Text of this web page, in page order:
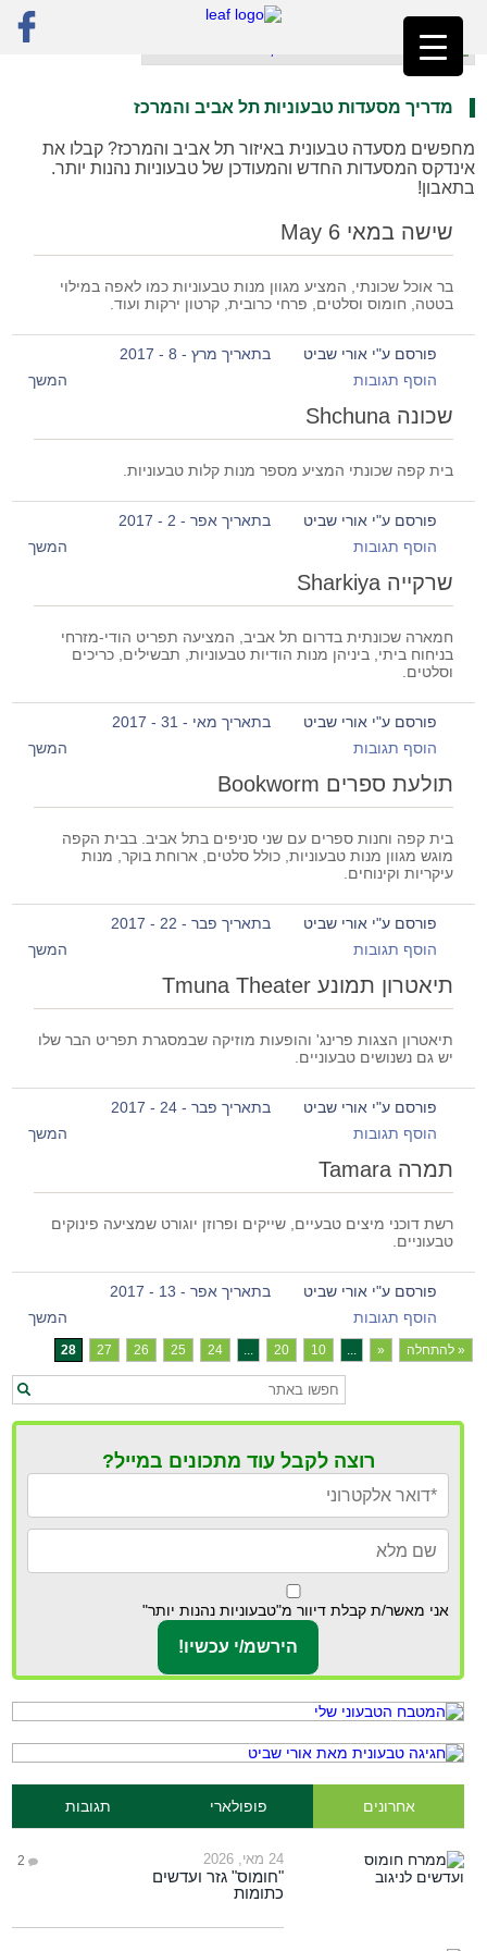
ראשי»תל אביב והמרכז
מדריך מסעדות טבעוניות תל אביב והמרכז
מחפשים מסעדה טבעונית באיזור תל אביב והמרכז? קבלו את
אינדקס המסעדות החדש והמעודכן של טבעוניות נהנות יותר.
בתאבון!
שישה במאי May 6
בר אוכל שכונתי, המציע מגוון מנות טבעוניות כמו לאפה במילוי
בטטה, חומוס וסלטים, פרחי כרובית, קרטון ירקות ועוד.
פורסם ע"י אורי שביט
בתאריך מרץ - 8 - 2017
הוסף תגובות
המשך
שכונה Shchuna
בית קפה שכונתי המציע מספר מנות קלות טבעוניות.
פורסם ע"י אורי שביט
בתאריך אפר - 2 - 2017
הוסף תגובות
המשך
שרקייה Sharkiya
חמארה שכונתית בדרום תל אביב, המציעה תפריט הודי-מזרחי
בניחוח ביתי, ביניהן מנות הודיות טבעוניות, תבשילים, כריכים
וסלטים.
פורסם ע"י אורי שביט
בתאריך מאי - 31 - 2017
הוסף תגובות
המשך
תולעת ספרים Bookworm
בית קפה וחנות ספרים עם שני סניפים בתל אביב. בבית הקפה
מוגש מגוון מנות טבעוניות, כולל סלטים, ארוחת בוקר, מנות
עיקריות וקינוחים.
פורסם ע"י אורי שביט
בתאריך פבר - 22 - 2017
הוסף תגובות
המשך
תיאטרון תמונע Tmuna Theater
תיאטרון הצגות פרינג' והופעות מוזיקה שבמסגרת תפריט הבר שלו
יש גם נשנושים טבעוניים.
פורסם ע"י אורי שביט
בתאריך פבר - 24 - 2017
הוסף תגובות
המשך
תמרה Tamara
רשת דוכני מיצים טבעיים, שייקים ופרוזן יוגורט שמציעה פינוקים
טבעוניים.
פורסם ע"י אורי שביט
בתאריך אפר - 13 - 2017
הוסף תגובות
המשך
« להתחלה «
...
10
20
...
24
25
26
27
28
רוצה לקבל עוד מתכונים במייל?
אני מאשר/ת קבלת דיוור מ"טבעוניות נהנות יותר"
אחרונים פופולארי תגובות
24 מאי, 2026 2
"חומוס" גזר ועדשים
כתומות